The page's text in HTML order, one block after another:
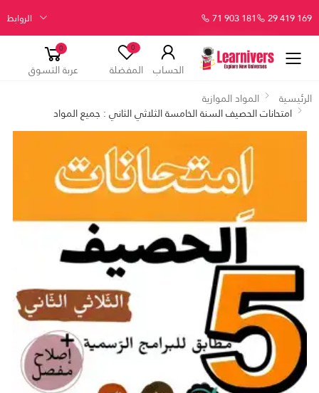
29 419 169
71 903 181 الروابط
الحساب
0
المفضلة
0
عربة التسوق
الرئيسية
المواد الموازية
امتحانات الحصيف السنة الخامسة الثلاثي الثاني : جميع المواد